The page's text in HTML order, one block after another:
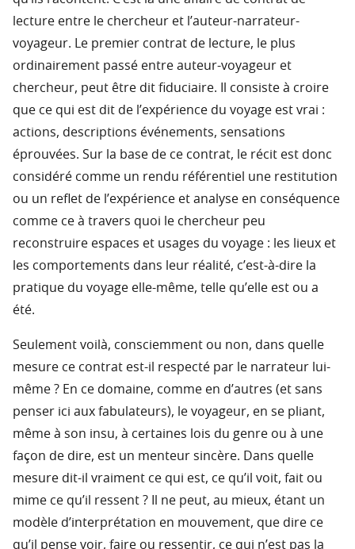
lecture entre le chercheur et l’auteur-narrateur-
voyageur. Le premier contrat de lecture, le plus
ordinairement passé entre auteur-voyageur et
chercheur, peut être dit fiduciaire. Il consiste à croire
que ce qui est dit de l’expérience du voyage est vrai :
actions, descriptions événements, sensations
éprouvées. Sur la base de ce contrat, le récit est donc
considéré comme un rendu référentiel une restitution
ou un reflet de l’expérience et analyse en conséquence
comme ce à travers quoi le chercheur peu
reconstruire espaces et usages du voyage : les lieux et
les comportements dans leur réalité, c’est-à-dire la
pratique du voyage elle-même, telle qu’elle est ou a
été.
Seulement voilà, consciemment ou non, dans quelle
mesure ce contrat est-il respecté par le narrateur lui-
même ? En ce domaine, comme en d’autres (et sans
penser ici aux fabulateurs), le voyageur, en se pliant,
même à son insu, à certaines lois du genre ou à une
façon de dire, est un menteur sincère. Dans quelle
mesure dit-il vraiment ce qui est, ce qu’il voit, fait ou
mime ce qu’il ressent ? Il ne peut, au mieux, étant un
modèle d’interprétation en mouvement, que dire ce
qu’il pense voir, faire ou ressentir, ce qui n’est pas la